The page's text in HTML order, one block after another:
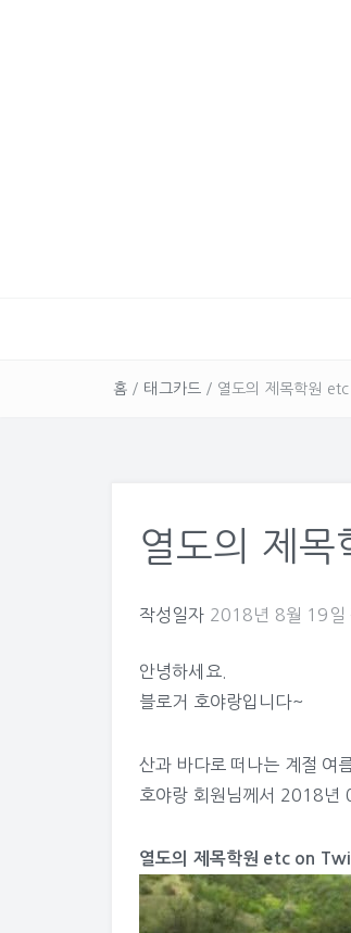
홈 / 태그카드 / 열도의 제목학원
열도의 제
작성일자 2018년 8월 19일
안녕하세요.
블로거 호야랑입니다~
산과 바다로 떠나는 계절 여
호야랑 회원님께서 2018년
열도의 제목학원 etc on